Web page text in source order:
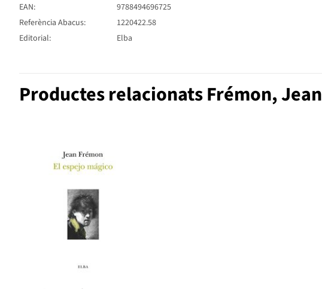
EAN:
9788494696725
Referència Abacus:
1220422.58
Editorial:
Elba
Productes relacionats Frémon, Jean